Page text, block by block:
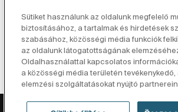
Ihlet
Kövessen
Adatvédelmi Tájékoztató
Sütiket használunk az oldalunk megfelelő
biztosításához, a tartalmak és hirdetések
szabásához, közösségi média funkciók
az oldalunk látogatottságának
Oldalhasználattal kapcsolatos
a közösségi média területén
elemzési szolgáltatásokat nyújtó